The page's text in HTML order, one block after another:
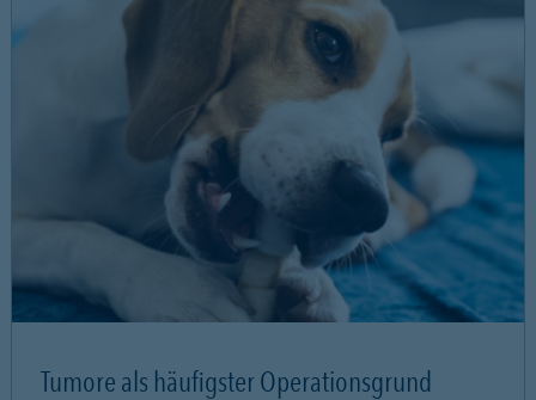
Tumore als häufigster Operationsgrund